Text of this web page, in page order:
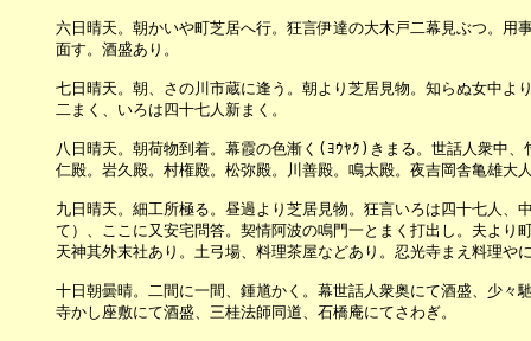
六日晴天。朝かいや町芝居へ行。狂言伊達の大木戸二幕見ぶつ。用事
面す。酒盛あり。
七日晴天。朝、さの川市蔵に逢う。朝より芝居見物。知らぬ女中より
二まく、いろは四十七人新まく。
八日晴天。朝荷物到着。幕霞の色漸く(ﾖｳﾔｸ)きまる。世話人衆中、
仁殿。岩久殿。村権殿。松弥殿。川善殿。鳴太殿。夜吉岡舎亀雄大
九日晴天。細工所極る。昼過より芝居見物。狂言いろは四十七人、中
て）、ここに又安宅問答。契情阿波の鳴門一とまく打出し。夫より町
天神其外末社あり。土弓場、料理茶屋などあり。忍光寺まえ料理やに
十日朝曇晴。二間に一間、鍾馗かく。幕世話人衆奥にて酒盛、少々馳
寺かし座敷にて酒盛、三桂法師同道、石橋庵にてさわぎ。